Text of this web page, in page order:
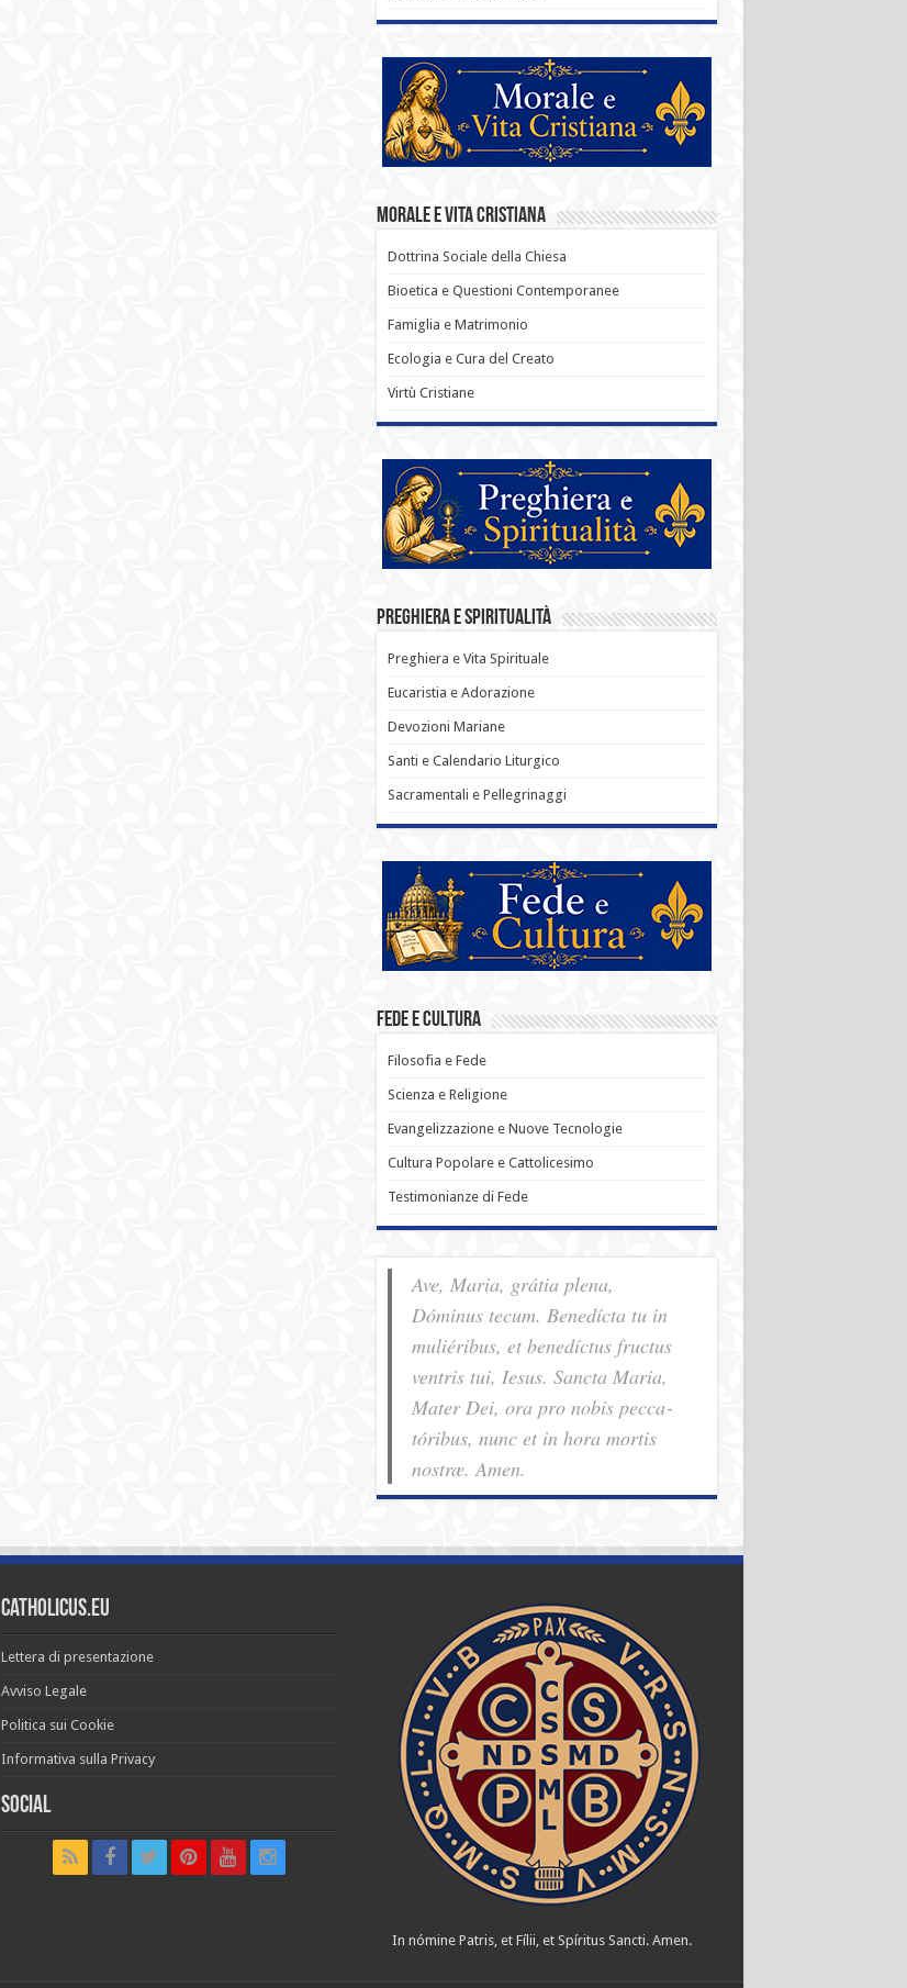
Morale e Vita Cristiana
Dottrina Sociale della Chiesa
Bioetica e Questioni Contemporanee
Famiglia e Matrimonio
Ecologia e Cura del Creato
Virtù Cristiane
Preghiera e Spiritualità
Preghiera e Vita Spirituale
Eucaristia e Adorazione
Devozioni Mariane
Santi e Calendario Liturgico
Sacramentali e Pellegrinaggi
Fede e Cultura
Filosofia e Fede
Scienza e Religione
Evangelizzazione e Nuove Tecnologie
Cultura Popolare e Cattolicesimo
Testimonianze di Fede
Ave, Maria, grátia plena,
Dóminus tecum. Benedícta tu in
muliéribus, et benedíctus fructus
ventris tui, Iesus. Sancta Maria,
Mater Dei, ora pro nobis pec­ca­
tóribus, nunc et in hora mortis
nostræ. Amen.
Catholicus.eu
Lettera di presentazione
Avviso Legale
Politica sui Cookie
Informativa sulla Privacy
Social
In nómine Patris, et Fílii, et Spíritus Sancti. Amen.